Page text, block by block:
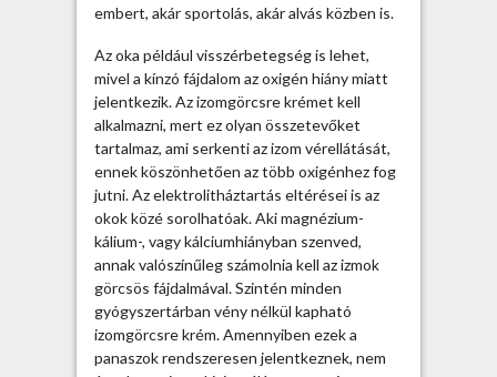
embert, akár sportolás, akár alvás közben is.
Az oka például visszérbetegség is lehet,
mivel a kínzó fájdalom az oxigén hiány miatt
jelentkezik. Az izomgörcsre krémet kell
alkalmazni, mert ez olyan összetevőket
tartalmaz, ami serkenti az izom vérellátását,
ennek köszönhetően az több oxigénhez fog
jutni. Az elektrolitháztartás eltérései is az
okok közé sorolhatóak. Aki magnézium-
kálium-, vagy kálciumhiányban szenved,
annak valószínűleg számolnia kell az izmok
görcsös fájdalmával. Szintén minden
gyógyszertárban vény nélkül kapható
izomgörcsre krém. Amennyiben ezek a
panaszok rendszeresen jelentkeznek, nem